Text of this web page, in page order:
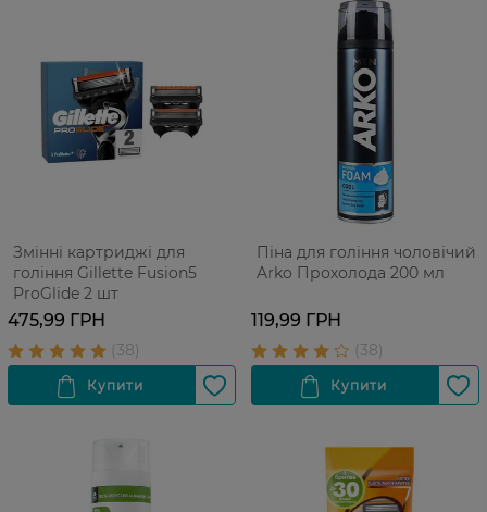
Змінні картриджі для
гоління Gillette Fusion5
ProGlide 2 шт
475,99 ГРН
Піна для гоління чоловічий
Arko Прохолода 200 мл
119,99 ГРН